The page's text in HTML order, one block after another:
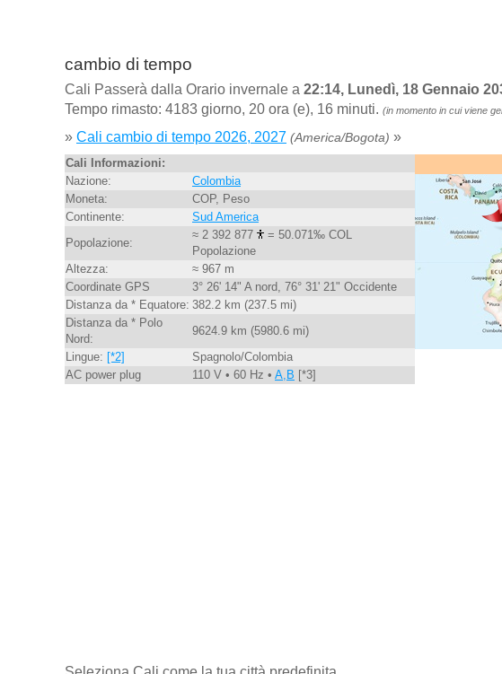
cambio di tempo
Cali Passerà dalla Orario invernale a 22:14, Lunedì, 18 Gennaio
Tempo rimasto: 4183 giorno, 20 ora (e), 16 minuti. (in momento in cui viene
» Cali cambio di tempo 2026, 2027 (America/Bogota) »
Cali Informazioni:
Nazione:
Colombia
Moneta:
COP, Peso
Continente:
Sud America
Popolazione:
≈ 2 392 877
= 50.071‰ COL
Popolazione
Altezza:
≈ 967 m
Coordinate GPS
3° 26' 14" A nord, 76° 31' 21" Occidente
Distanza da * Equatore: 382.2 km (237.5 mi)
Distanza da * Polo
Nord:
9624.9 km (5980.6 mi)
Lingue: [*2]
Spagnolo/Colombia
AC power plug
110 V • 60 Hz • A,B [*3]